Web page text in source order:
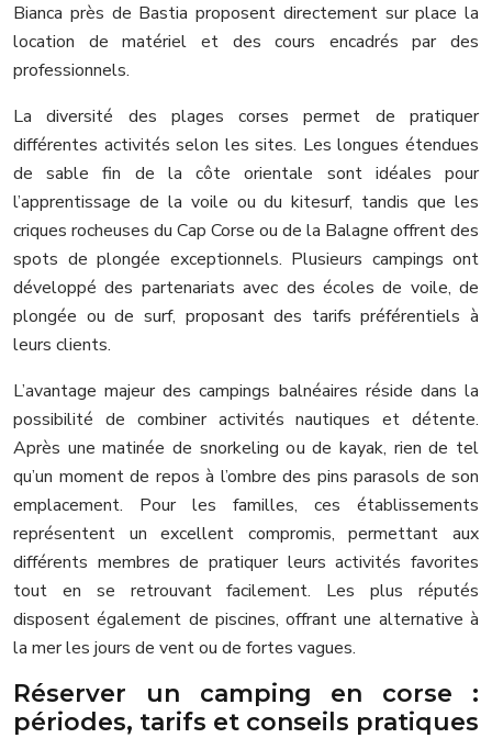
Bianca près de Bastia proposent directement sur place la
location de matériel et des cours encadrés par des
professionnels.
La diversité des plages corses permet de pratiquer
différentes activités selon les sites. Les longues étendues
de sable fin de la côte orientale sont idéales pour
l’apprentissage de la voile ou du kitesurf, tandis que les
criques rocheuses du Cap Corse ou de la Balagne offrent des
spots de plongée exceptionnels. Plusieurs campings ont
développé des partenariats avec des écoles de voile, de
plongée ou de surf, proposant des tarifs préférentiels à
leurs clients.
L’avantage majeur des campings balnéaires réside dans la
possibilité de combiner activités nautiques et détente.
Après une matinée de snorkeling ou de kayak, rien de tel
qu’un moment de repos à l’ombre des pins parasols de son
emplacement. Pour les familles, ces établissements
représentent un excellent compromis, permettant aux
différents membres de pratiquer leurs activités favorites
tout en se retrouvant facilement. Les plus réputés
disposent également de piscines, offrant une alternative à
la mer les jours de vent ou de fortes vagues.
Réserver un camping en corse :
périodes, tarifs et conseils pratiques